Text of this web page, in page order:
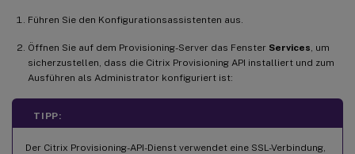
Führen Sie den Konfigurationsassistenten aus.
Öffnen Sie auf dem Provisioning-Server das Fenster Services , um
sicherzustellen, dass die Citrix Provisioning API installiert und zum
Ausführen als Administrator konfiguriert ist:
TIPP:
Der Citrix Provisioning-API-Dienst verwendet eine SSL-Verbindung,